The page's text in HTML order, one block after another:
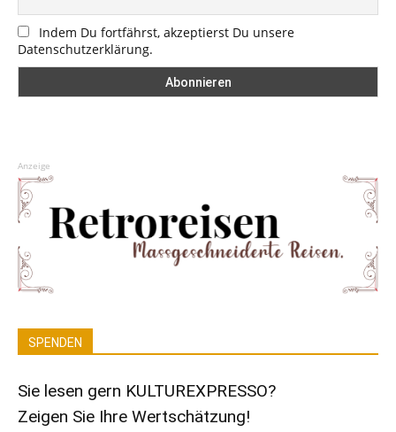
Indem Du fortfährst, akzeptierst Du unsere
Datenschutzerklärung.
Anzeige
SPENDEN
Sie lesen gern KULTUREXPRESSO?
Zeigen Sie Ihre Wertschätzung!